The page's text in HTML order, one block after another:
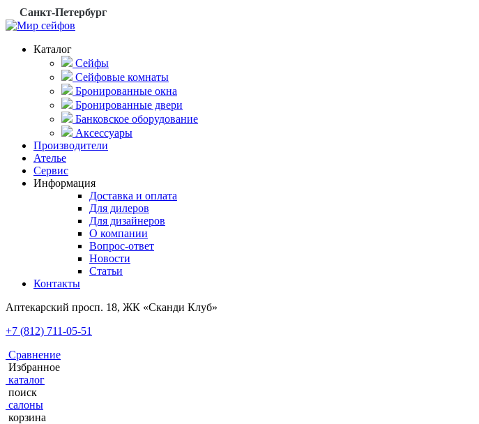
Санкт-Петербург
Каталог
Сейфы
Сейфовые комнаты
Бронированные окна
Бронированные двери
Банковское оборудование
Аксессуары
Производители
Ателье
Сервис
Информация
Доставка и оплата
Для дилеров
Для дизайнеров
О компании
Вопрос-ответ
Новости
Статьи
Контакты
Аптекарский просп. 18, ЖК «Сканди Клуб»
+7 (812) 711-05-51
Сравнение
Избранное
каталог
поиск
салоны
корзина